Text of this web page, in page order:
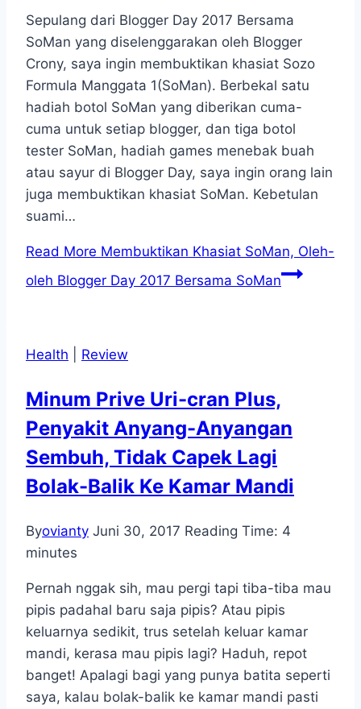
Sepulang dari Blogger Day 2017 Bersama
SoMan yang diselenggarakan oleh Blogger
Crony, saya ingin membuktikan khasiat Sozo
Formula Manggata 1(SoMan). Berbekal satu
hadiah botol SoMan yang diberikan cuma-
cuma untuk setiap blogger, dan tiga botol
tester SoMan, hadiah games menebak buah
atau sayur di Blogger Day, saya ingin orang lain
juga membuktikan khasiat SoMan. Kebetulan
suami…
Read More Membuktikan Khasiat SoMan, Oleh-
oleh Blogger Day 2017 Bersama SoMan
Health Review
Minum Prive Uri-cran Plus,
Penyakit Anyang-Anyangan
Sembuh, Tidak Capek Lagi
Bolak-Balik Ke Kamar Mandi
Byovianty Juni 30, 2017 Reading Time: 4
minutes
Pernah nggak sih, mau pergi tapi tiba-tiba mau
pipis padahal baru saja pipis? Atau pipis
keluarnya sedikit, trus setelah keluar kamar
mandi, kerasa mau pipis lagi? Haduh, repot
banget! Apalagi bagi yang punya batita seperti
saya, kalau bolak-balik ke kamar mandi pasti